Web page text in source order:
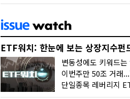
ETF워치: 한눈에 보는 상장지수펀